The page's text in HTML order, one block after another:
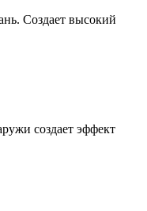
Создает высокий
создает эффект